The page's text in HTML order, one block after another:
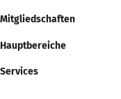
Mitgliedschaften
Hauptbereiche
Services